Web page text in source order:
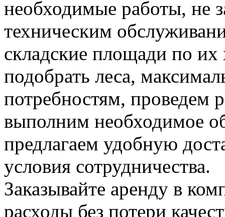
необходимые работы, не
техническим
складские площади по
подобрать леса,
потребностям, проведем
выполним необходимое
предлагаем удобную
условия сотрудничества.
Заказывайте аренду в
расходы без потери